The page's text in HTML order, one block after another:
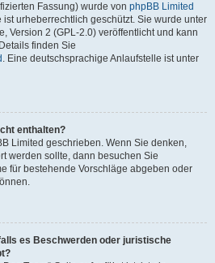
Fassung) wurde von phpBB Limited
urheberrechtlich geschützt. Sie wurde unter
Version 2 (GPL-2.0) veröffentlicht und kann
finden Sie
. Eine deutschsprachige Anlaufstelle ist unter
enthalten?
Limited geschrieben. Wenn Sie denken,
werden sollte, dann besuchen Sie
für bestehende Vorschläge abgeben oder
es Beschwerden oder juristische